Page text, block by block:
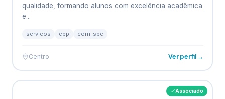
qualidade, formando alunos com excelência acadêmica
e...
servicos epp com_spc
Centro Ver perfil →
Associado